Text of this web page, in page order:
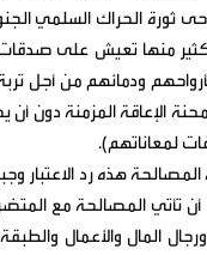
الحراك السلمي
منها تعيش على صدقات
ودمائهم من أجل
الإعاقة المزمنة دون أن
لمعاناتهم).
هذه رد الاعتبار
تأتي المصالحة مع
ورجال المال والأعمال